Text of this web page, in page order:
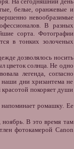
белые, оранжевые и
невообразимые
В разных
сорта. Фотографии
в тонких золоченых
дозволялось носить
цветок солнца. Не одно
легенда, согласно
дни хризантема не
красотой покоряет души
ромашку. Ее
ноябрь. В это время там
фотокамерой Canon